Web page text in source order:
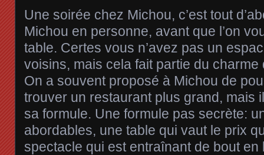
Une soirée chez Michou, c’est tout
Michou en personne, avant que l’on
table. Certes vous n’avez pas un
voisins, mais cela fait partie du charme
On a souvent proposé à Michou de
trouver un restaurant plus grand, mais
sa formule. Une formule pas secrète:
abordables, une table qui vaut le prix
spectacle qui est entraînant de bout en